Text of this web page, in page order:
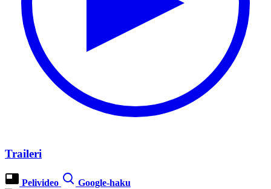
Traileri
Pelivideo Google-haku